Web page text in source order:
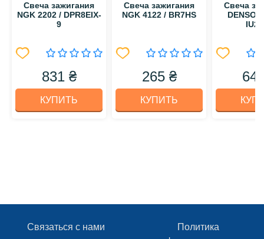
Свеча зажигания
NGK 2202 / DPR8EIX-
9
831 ₴
КУПИТЬ
Свеча зажигания
NGK 4122 / BR7HS
265 ₴
КУПИТЬ
Свеча
DENSO
Связаться с нами
Политика